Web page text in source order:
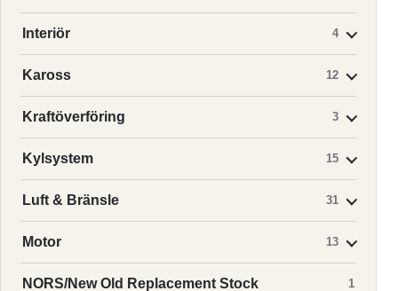
Interiör 4
Kaross 12
Kraftöverföring 3
Kylsystem 15
Luft & Bränsle 31
Motor 13
NORS/New Old Replacement Stock 1